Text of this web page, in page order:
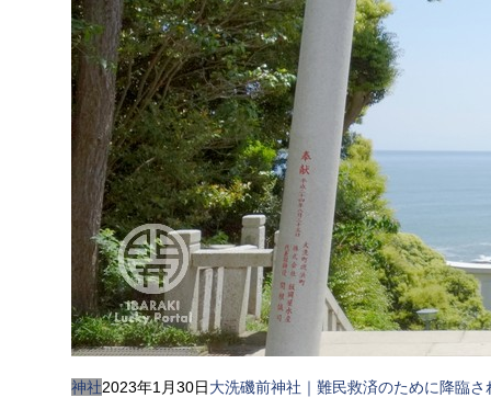
神社2023年1月30日大洗磯前神社｜難民救済のために降臨さ